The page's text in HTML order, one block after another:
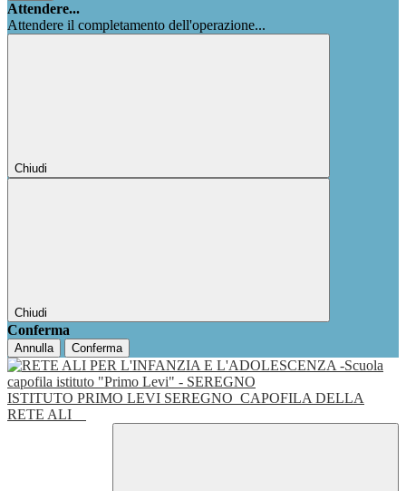
Attendere...
Attendere il completamento dell'operazione...
Chiudi
Chiudi
Conferma
Annulla Conferma
ISTITUTO PRIMO LEVI SEREGNO CAPOFILA DELLA
RETE ALI